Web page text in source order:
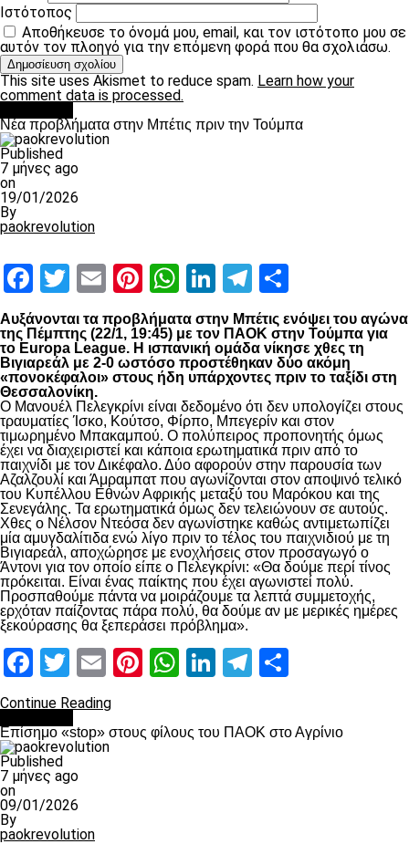
Ιστότοπος
Αποθήκευσε το όνομά μου, email, και τον ιστότοπο μου σε
αυτόν τον πλοηγό για την επόμενη φορά που θα σχολιάσω.
This site uses Akismet to reduce spam. Learn how your
comment data is processed.
Νέα προβλήματα στην Μπέτις πριν την Τούμπα
Published
7 μήνες ago
on
19/01/2026
By
paokrevolution
Facebook
Twitter
EmailPinterest
WhatsApp
LinkedIn
Telegram
Αυξάνονται τα προβλήματα στην Μπέτις ενόψει του αγώνα
της Πέμπτης (22/1, 19:45) με τον ΠΑΟΚ στην Τούμπα για
το Europa League. Η ισπανική ομάδα νίκησε χθες τη
Βιγιαρεάλ με 2-0 ωστόσο προστέθηκαν δύο ακόμη
«πονοκέφαλοι» στους ήδη υπάρχοντες πριν το ταξίδι στη
Θεσσαλονίκη.
Ο Μανουέλ Πελεγκρίνι είναι δεδομένο ότι δεν υπολογίζει στους
τραυματίες Ίσκο, Κούτσο, Φίρπο, Μπεγερίν και στον
τιμωρημένο Μπακαμπού. Ο πολύπειρος προπονητής όμως
έχει να διαχειριστεί και κάποια ερωτηματικά πριν από το
παιχνίδι με τον Δικέφαλο. Δύο αφορούν στην παρουσία των
Αζαλζουλί και Άμραμπατ που αγωνίζονται στον αποψινό τελικό
του Κυπέλλου Εθνών Αφρικής μεταξύ του Μαρόκου και της
Σενεγάλης. Τα ερωτηματικά όμως δεν τελειώνουν σε αυτούς.
Χθες ο Νέλσον Ντεόσα δεν αγωνίστηκε καθώς αντιμετωπίζει
μία αμυγδαλίτιδα ενώ λίγο πριν το τέλος του παιχνιδιού με τη
Βιγιαρεάλ, αποχώρησε με ενοχλήσεις στον προσαγωγό ο
Άντονι για τον οποίο είπε ο Πελεγκρίνι: «Θα δούμε περί τίνος
πρόκειται. Είναι ένας παίκτης που έχει αγωνιστεί πολύ.
Προσπαθούμε πάντα να μοιράζουμε τα λεπτά συμμετοχής,
ερχόταν παίζοντας πάρα πολύ, θα δούμε αν με μερικές ημέρες
ξεκούρασης θα ξεπεράσει πρόβλημα».
Facebook
Twitter
EmailPinterest
WhatsApp
LinkedIn
Telegram
Continue Reading
Επίσημο «stop» στους φίλους του ΠΑΟΚ στο Αγρίνιο
Published
7 μήνες ago
on
09/01/2026
By
paokrevolution